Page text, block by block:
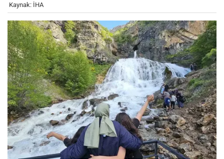
Kaynak: İHA